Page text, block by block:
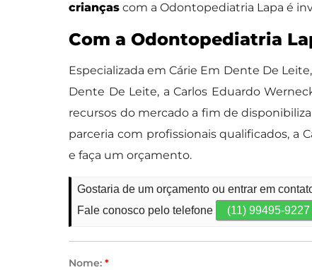
crianças com a Odontopediatria Lapa é
Com a Odontopediatria
Especializada em Cárie Em Dente De
Dente De Leite, a Carlos Eduardo
recursos do mercado a fim de
parceria com profissionais qualificados,
e faça um orçamento.
Gostaria de um orçamento ou entrar em
Fale conosco pelo telefone
(11) 99495-9227
Nome:*